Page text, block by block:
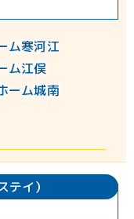
ム寒河江
ム江俣
ーム城南
イ）